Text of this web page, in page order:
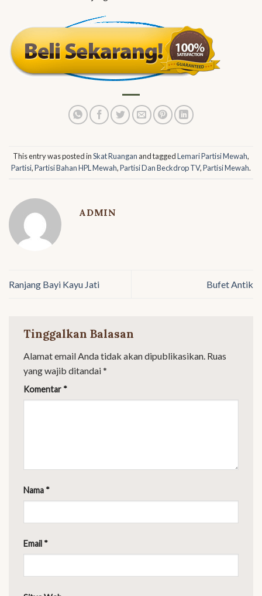
This entry was posted inSkat Ruangan and taggedLemari Partisi Mewah,
Partisi,Partisi Bahan HPL Mewah,Partisi Dan Beckdrop TV,Partisi Mewah.
ADMIN
Ranjang Bayi Kayu Jati Bufet Antik
Tinggalkan Balasan
Alamat email Anda tidak akan dipublikasikan. Ruas
yang wajib ditandai*
Komentar *
Nama *
Email *